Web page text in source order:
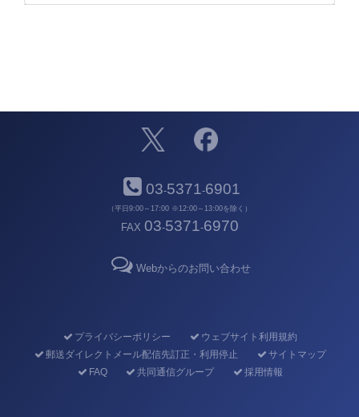
03-5371-6901
（平日9:00～17:00 ※12:00～13:00を除く）
FAX 03-5371-6970
Webからのお問い合わせ
プライバシーポリシー
ウェブサイト利用規約
郵送ダイレクトメール配信先訂正・利用停止
サイトマップ
FAQ
共同通信グループ 採用情報